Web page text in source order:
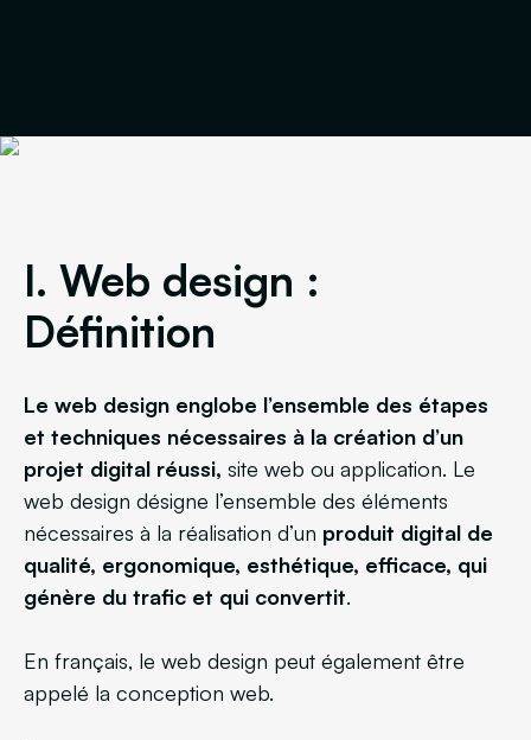
I. Web design :
Définition
Le web design englobe l’ensemble des étapes
et techniques nécessaires à la création d’un
projet digital réussi, site web ou application. Le
web design désigne l’ensemble des éléments
nécessaires à la réalisation d’un produit digital de
qualité, ergonomique, esthétique, efficace, qui
génère du trafic et qui convertit.
En français, le web design peut également être
appelé la conception web.